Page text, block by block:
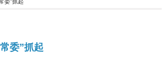
委”抓起
委”抓起